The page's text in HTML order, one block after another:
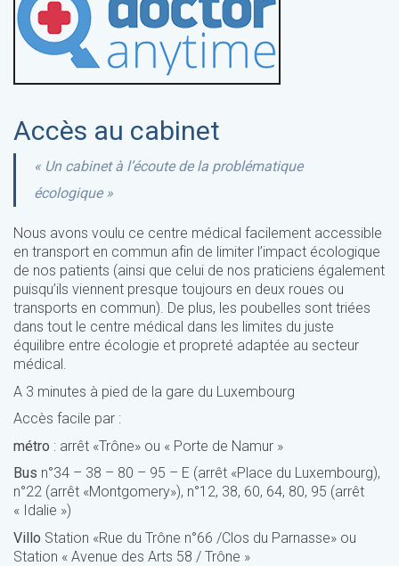
Accès au cabinet
« Un cabinet à l’écoute de la problématique
écologique »
Nous avons voulu ce centre médical facilement accessible
en transport en commun afin de limiter l’impact écologique
de nos patients (ainsi que celui de nos praticiens également
puisqu’ils viennent presque toujours en deux roues ou
transports en commun). De plus, les poubelles sont triées
dans tout le centre médical dans les limites du juste
équilibre entre écologie et propreté adaptée au secteur
médical.
A 3 minutes à pied de la gare du Luxembourg
Accès facile par :
métro : arrêt «Trône» ou « Porte de Namur »
Bus n°34 – 38 – 80 – 95 – E (arrêt «Place du Luxembourg),
n°22 (arrêt «Montgomery»), n°12, 38, 60, 64, 80, 95 (arrêt
« Idalie »)
Villo Station «Rue du Trône n°66 /Clos du Parnasse» ou
Station « Avenue des Arts 58 / Trône »